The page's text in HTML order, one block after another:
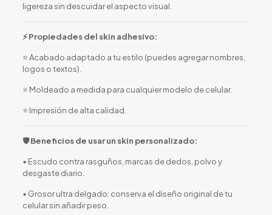
ligereza sin descuidar el aspecto visual.
⚡ Propiedades del skin adhesivo:
⭐ Acabado adaptado a tu estilo (puedes agregar nombres,
logos o textos).
⭐ Moldeado a medida para cualquier modelo de celular.
⭐ Impresión de alta calidad.
🛡️ Beneficios de usar un skin personalizado:
▪️ Escudo contra rasguños, marcas de dedos, polvo y
desgaste diario.
▪️ Grosor ultra delgado: conserva el diseño original de tu
celular sin añadir peso.